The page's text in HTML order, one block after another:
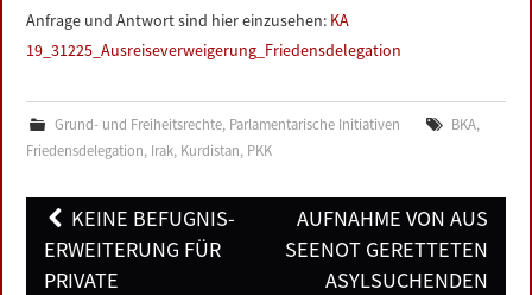
Anfrage und Antwort sind hier einzusehen: KA
19_31225_Ausreiseverweigerung_Friedensdelegation
Grund- und Freiheitsrechte, Parlamentarische Initiativen BKA,
Friedensdelegation, Irak, Kurdistan, PKK
Post
navigation
KEINE BEFUGNIS-
ERWEITERUNG FÜR
PRIVATE
AUFNAHME VON AUS
SEENOT GERETTETEN
ASYLSUCHENDEN